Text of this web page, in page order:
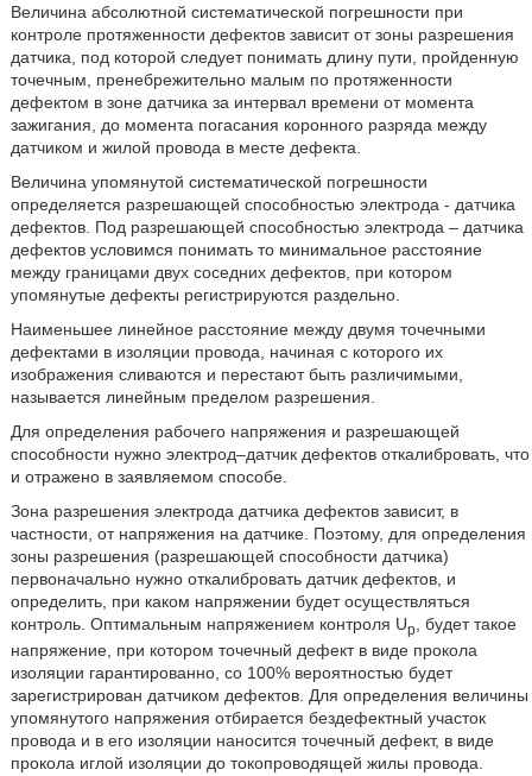
Величина абсолютной систематической погрешности при
контроле протяженности дефектов зависит от зоны разрешения
датчика, под которой следует понимать длину пути, пройденную
точечным, пренебрежительно малым по протяженности
дефектом в зоне датчика за интервал времени от момента
зажигания, до момента погасания коронного разряда между
датчиком и жилой провода в месте дефекта.
Величина упомянутой систематической погрешности
определяется разрешающей способностью электрода - датчика
дефектов. Под разрешающей способностью электрода – датчика
дефектов условимся понимать то минимальное расстояние
между границами двух соседних дефектов, при котором
упомянутые дефекты регистрируются раздельно.
Наименьшее линейное расстояние между двумя точечными
дефектами в изоляции провода, начиная с которого их
изображения сливаются и перестают быть различимыми,
называется линейным пределом разрешения.
Для определения рабочего напряжения и разрешающей
способности нужно электрод–датчик дефектов откалибровать, что
и отражено в заявляемом способе.
Зона разрешения электрода датчика дефектов зависит, в
частности, от напряжения на датчике. Поэтому, для определения
зоны разрешения (разрешающей способности датчика)
первоначально нужно откалибровать датчик дефектов, и
определить, при каком напряжении будет осуществляться
контроль. Оптимальным напряжением контроля Up
, будет такое
напряжение, при котором точечный дефект в виде прокола
изоляции гарантированно, со 100% вероятностью будет
зарегистрирован датчиком дефектов. Для определения величины
упомянутого напряжения отбирается бездефектный участок
провода и в его изоляции наносится точечный дефект, в виде
прокола иглой изоляции до токопроводящей жилы провода.